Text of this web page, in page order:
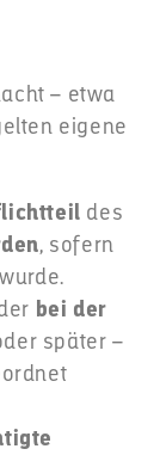
– etwa
eigene
des
, sofern
bei der
später –